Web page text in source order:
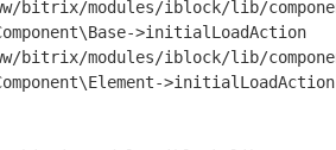
>initialLoadAction
>initialLoadAction